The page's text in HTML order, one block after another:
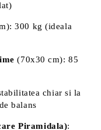
300 kg (ideala
(70x30 cm): 85
chiar si la
balans
Piramidala):